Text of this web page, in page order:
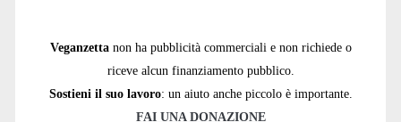
Veganzetta non ha pubblicità commerciali e non richiede o
riceve alcun finanziamento pubblico.
Sostieni il suo lavoro: un aiuto anche piccolo è importante.
FAI UNA DONAZIONE